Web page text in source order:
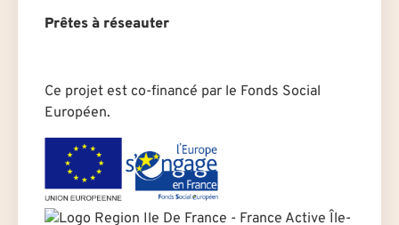
Prêtes à réseauter
Ce projet est co-financé par le Fonds Social
Européen.